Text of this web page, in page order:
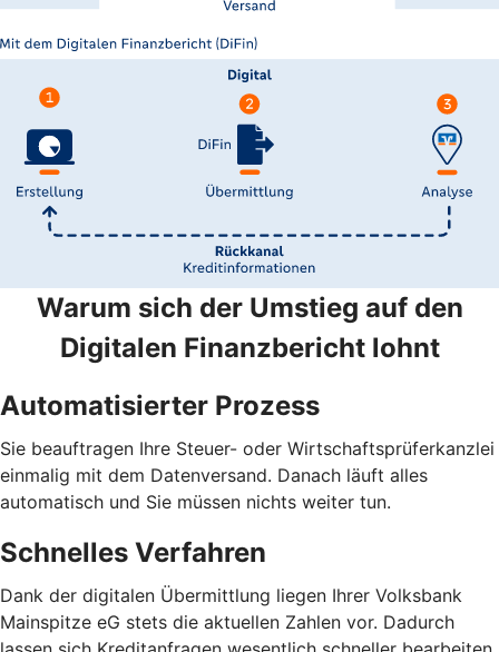
Warum sich der Umstieg auf den
Digitalen Finanzbericht lohnt
Automatisierter Prozess
Sie beauftragen Ihre Steuer- oder Wirtschaftsprüferkanzlei
einmalig mit dem Datenversand. Danach läuft alles
automatisch und Sie müssen nichts weiter tun.
Schnelles Verfahren
Dank der digitalen Übermittlung liegen Ihrer Volksbank
Mainspitze eG stets die aktuellen Zahlen vor. Dadurch